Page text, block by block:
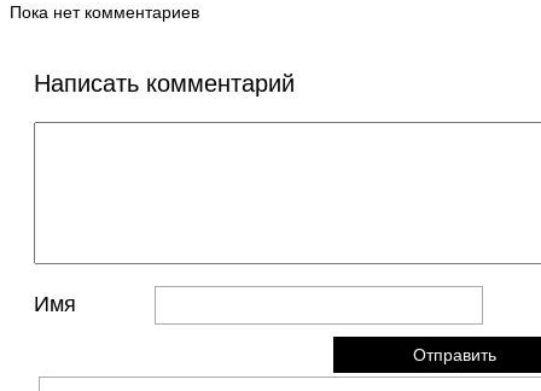
Пока нет комментариев
Написать комментарий
Имя